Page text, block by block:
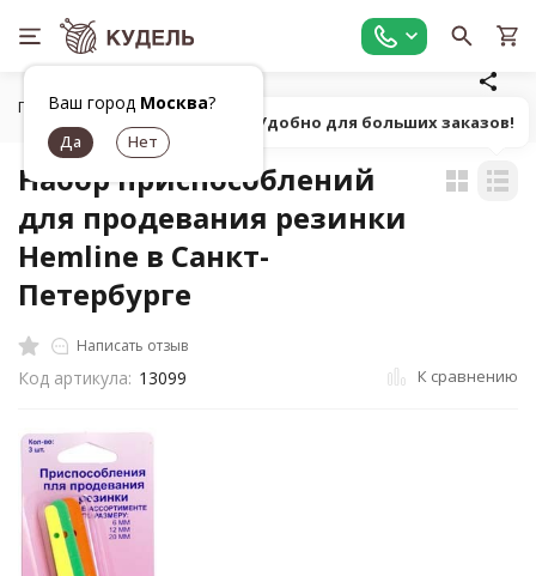
Ваш город Москва?
Главная Универсальные товары для рукоделия
Набор приспособлений
для продевания резинки
Hemline в Санкт-
Петербурге
Написать отзыв
Код артикула: 13099 К сравнению
Попробуй! Удобно для больших заказов!